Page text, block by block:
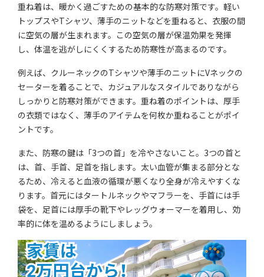
重ね着は、暖かく過ごすための基本的な防寒対策です。軽い
トップスやTシャツ、薄手のニットなどを重ねると、衣服の間
に空気の層が生まれます。この空気の層が保温効果を発揮
し、体温を逃がしにくくするため防寒性が高まるのです。
例えば、クルーネックのTシャツや薄手のニットにVネックの
セーターを着ることで、カジュアルなスタイルでありながら
しっかりと防寒対策ができます。重ね着のポイントは、厚手
の衣類ではなく、薄手のアイテムを何枚か重ねることがポイ
ントです。
また、防寒の鍵は「3つの首」を冷やさないこと。3つの首と
は、首、手首、足首を指します。太い血管が集まる部分とな
るため、冷えると血液の循環が悪くなり全身が冷えやすくな
ります。首元にはタートルネックやマフラーを、手首には手
袋を、足首には厚手の靴下やレッグウォーマーを着用し、効
率的に体を温めるようにしましょう。